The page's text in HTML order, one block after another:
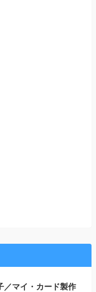
／マイ・カード製作